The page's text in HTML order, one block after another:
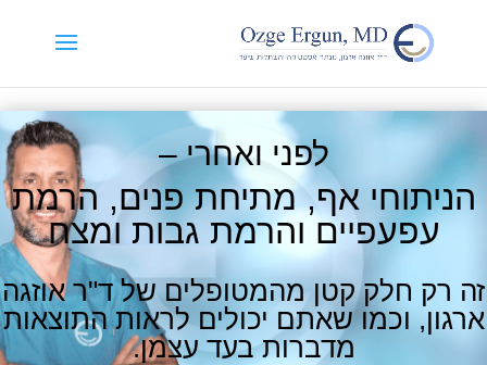
לפני ואחרי –
הניתוחי אף, מתיחת פנים, הרמת
עפעפיים והרמת גבות ומצח
זה רק חלק קטן מהמטופלים של ד"ר אוזגה
ארגון, וכמו שאתם יכולים לראות התוצאות
מדברות בעד עצמן.